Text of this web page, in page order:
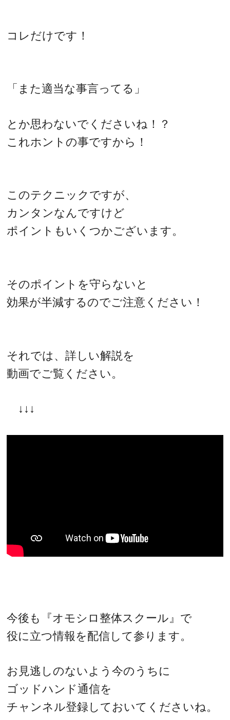
コレだけです！
「また適当な事言ってる」
とか思わないでくださいね！？
これホントの事ですから！
このテクニックですが、
カンタンなんですけど
ポイントもいくつかございます。
そのポイントを守らないと
効果が半減するのでご注意ください！
それでは、詳しい解説を
動画でご覧ください。
↓↓↓
今後も『オモシロ整体スクール』で
役に立つ情報を配信して参ります。
お見逃しのないよう今のうちに
ゴッドハンド通信を
チャンネル登録しておいてくださいね。